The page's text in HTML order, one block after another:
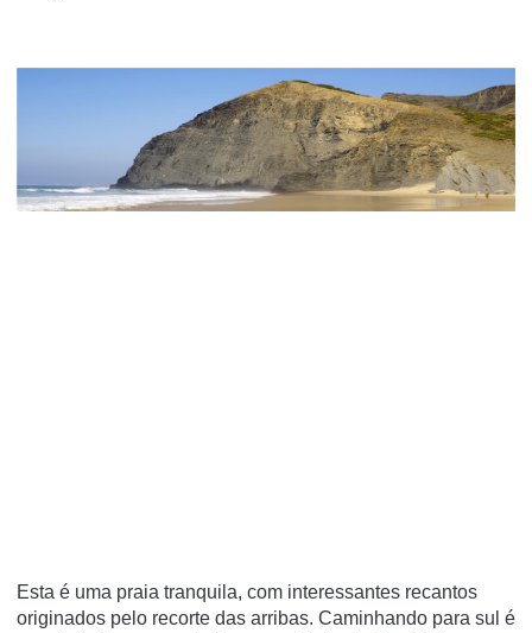
Esta é uma praia tranquila, com interessantes recantos
originados pelo recorte das arribas. Caminhando para sul é